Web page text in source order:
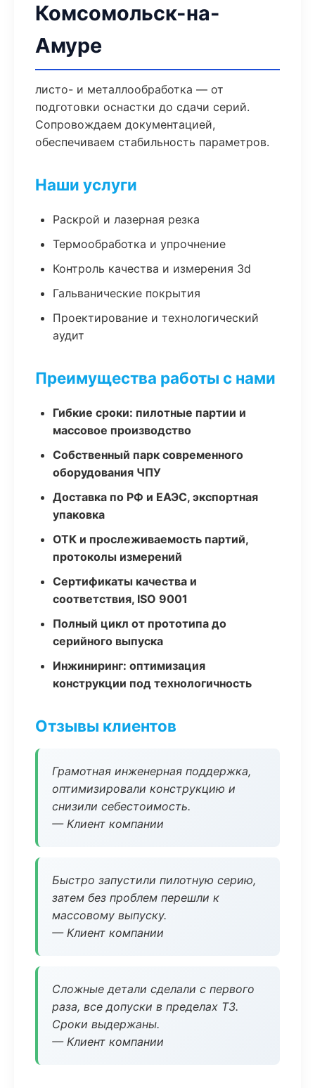
Комсомольск-на-
Амуре
листо- и металлообработка — от
подготовки оснастки до сдачи серий.
Сопровождаем документацией,
обеспечиваем стабильность параметров.
Наши услуги
Раскрой и лазерная резка
Термообработка и упрочнение
Контроль качества и измерения 3d
Гальванические покрытия
Проектирование и технологический
аудит
Преимущества работы с нами
Гибкие сроки: пилотные партии и
массовое производство
Собственный парк современного
оборудования ЧПУ
Доставка по РФ и ЕАЭС, экспортная
упаковка
ОТК и прослеживаемость партий,
протоколы измерений
Сертификаты качества и
соответствия, ISO 9001
Полный цикл от прототипа до
серийного выпуска
Инжиниринг: оптимизация
конструкции под технологичность
Отзывы клиентов
Грамотная инженерная поддержка,
оптимизировали конструкцию и
снизили себестоимость.
— Клиент компании
Быстро запустили пилотную серию,
затем без проблем перешли к
массовому выпуску.
— Клиент компании
Сложные детали сделали с первого
раза, все допуски в пределах ТЗ.
Сроки выдержаны.
— Клиент компании